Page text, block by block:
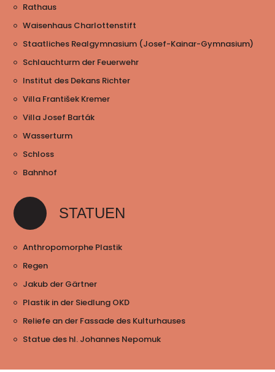
Rathaus
Waisenhaus Charlottenstift
Staatliches Realgymnasium (Josef-Kainar-Gymnasium)
Schlauchturm der Feuerwehr
Institut des Dekans Richter
Villa František Kremer
Villa Josef Barták
Wasserturm
Schloss
Bahnhof
STATUEN
Anthropomorphe Plastik
Regen
Jakub der Gärtner
Plastik in der Siedlung OKD
Reliefe an der Fassade des Kulturhauses
Statue des hl. Johannes Nepomuk